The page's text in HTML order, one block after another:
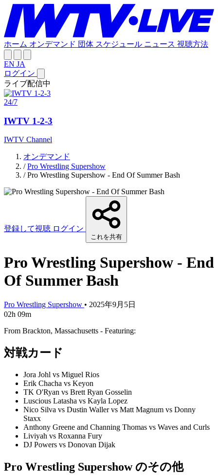
ホーム オンデマンド 団体 スケジュール ニュース 視聴方法
EN JA
ログイン
ライブ配信中
24/7
IWTV 1-2-3
IWTV Channel
オンデマンド
/ Pro Wrestling Supershow
/ Pro Wrestling Supershow - End Of Summer Bash
登録して視聴 ログイン
これを共有
Pro Wrestling Supershow - End
Of Summer Bash
Pro Wrestling Supershow • 2025年9月5日
02h 09m
From Brackton, Massachusetts - Featuring:
対戦カード
Jora Johl vs Miguel Rios
Erik Chacha vs Keyon
TK O'Ryan vs Brett Ryan Gosselin
Luscious Latasha vs Kayla Lopez
Nico Silva vs Dustin Waller vs Matt Magnum vs Donny
Staxx
Anthony Greene and Channing Thomas vs Waves and Curls
Liviyah vs Roxanna Fury
DJ Powers vs Donovan Dijak
Pro Wrestling Supershow のその他